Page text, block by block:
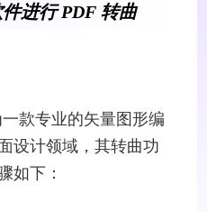
进行 PDF 转曲
款专业的矢量图形编
设计领域，其转曲功
如下：